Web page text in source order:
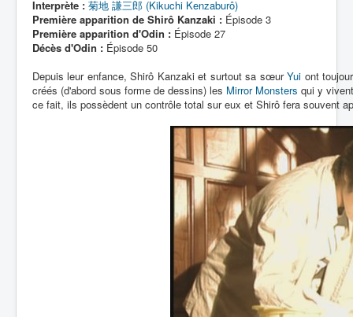
Interprète : 菊地 謙三郎 (Kikuchi Kenzaburô)
Première apparition de Shirô Kanzaki : Épisode 3
Première apparition d'Odin : Épisode 27
Décès d'Odin : Épisode 50
Depuis leur enfance, Shirô Kanzaki et surtout sa sœurYui ont
créés (d'abord sous forme de dessins) les Mirror Monsters qui y
ce fait, ils possèdent un contrôle total sur eux et Shirô fera souvent